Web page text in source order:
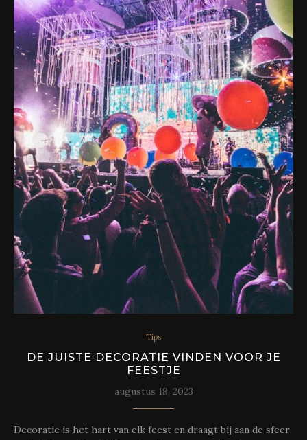
Tips
DE JUISTE DECORATIE VINDEN VOOR JE
FEESTJE
augustus 18, 2023
Decoratie is het hart van elk feest en draagt bij aan de sfeer